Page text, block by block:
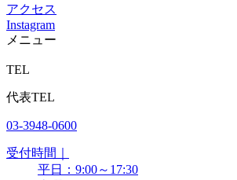
アクセス
Instagram
メニュー
TEL
代表TEL
03-3948-0600
受付時間｜
平日：9:00～17:30